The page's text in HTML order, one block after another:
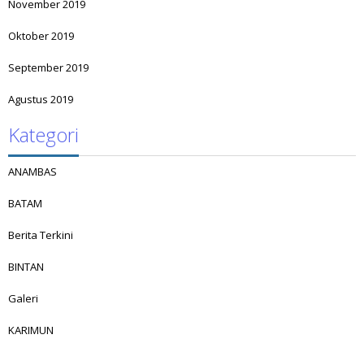
November 2019
Oktober 2019
September 2019
Agustus 2019
Kategori
ANAMBAS
BATAM
Berita Terkini
BINTAN
Galeri
KARIMUN